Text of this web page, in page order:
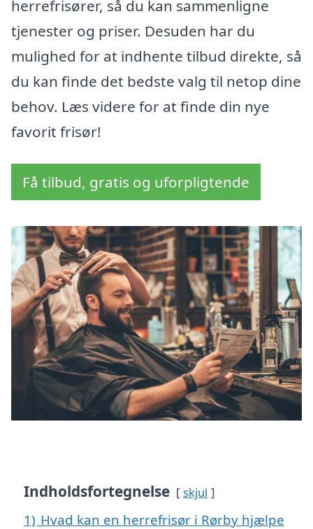
herrefrisører, så du kan sammenligne
tjenester og priser. Desuden har du
mulighed for at indhente tilbud direkte, så
du kan finde det bedste valg til netop dine
behov. Læs videre for at finde din nye
favorit frisør!
Få tilbud, gratis og uforpligtende
Indholdsfortegnelse skjul
1) Hvad kan en herrefrisør i Rørby hjælpe